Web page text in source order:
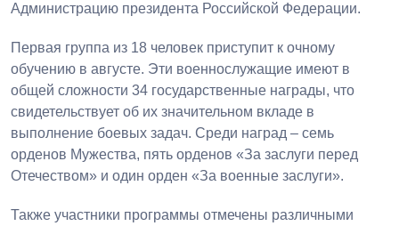
Администрацию президента Российской Федерации.
Первая группа из 18 человек приступит к очному
обучению в августе. Эти военнослужащие имеют в
общей сложности 34 государственные награды, что
свидетельствует об их значительном вкладе в
выполнение боевых задач. Среди наград – семь
орденов Мужества, пять орденов «За заслуги перед
Отечеством» и один орден «За военные заслуги».
Также участники программы отмечены различными